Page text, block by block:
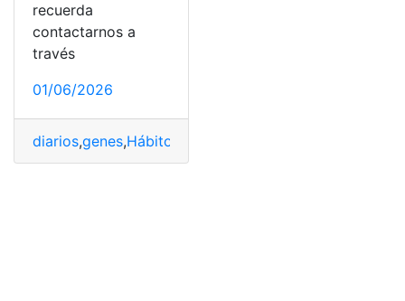
recuerda
contactarnos a
través
01/06/2026
diarios,genes,Hábitos